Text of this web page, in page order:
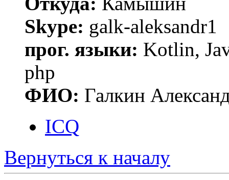
Skype: galk-aleksandr1
прог. языки: Kotlin,
php
ФИО: Галкин
ICQ
Вернуться к началу